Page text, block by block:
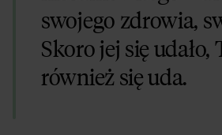
swojego zdrowia,
Skoro jej się udało,
również się uda.